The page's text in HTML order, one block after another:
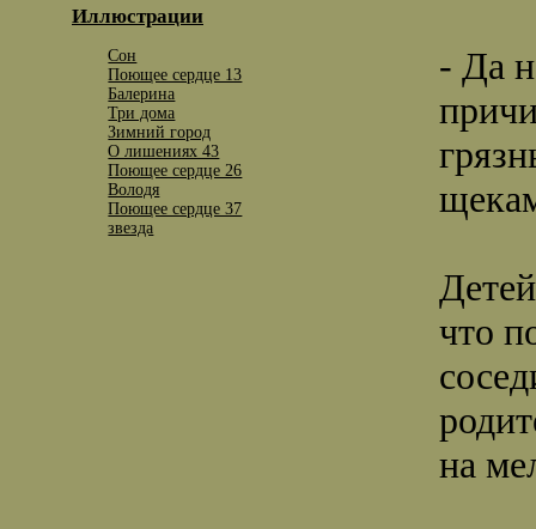
Иллюстрации
Сон
Поющее сердце 13
Балерина
Три дома
Зимний город
О лишениях 43
Поющее сердце 26
Володя
Поющее сердце 37
звезда
- Да
что
на